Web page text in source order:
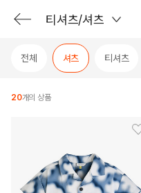
티셔츠/셔츠
전체 셔츠 티셔츠
20개의 상품